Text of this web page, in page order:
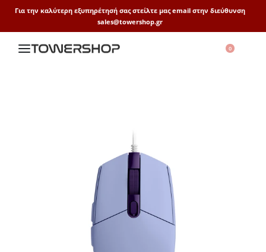
Για την καλύτερη εξυπηρέτησή σας στείλτε μας email στην διεύθυνση
sales@towershop.gr
0